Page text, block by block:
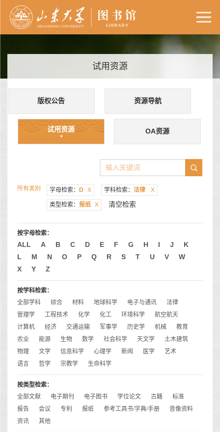
试用资源
版权公告 资源导航
试用资源 OA资源
所有类别 字母检索： D X 学科检索： 法律 X
类型检索： 报纸 X 清空检索
按字母检索：
ALL A B C D E F G H I J
K
L
M N O P Q R S T U V
W
X
Y Z
按学科检索：
全部学科
综合 材料 地球科学 电子与通讯
法律
管理学
工程技术 化学 化工 环境科学
航空航天
计算机
经济 交通运输 军事学 历史学 机械
教育
农业
能源 生物 数学 社会科学 天文学
土木建筑
物理
文学 信息科学 心理学 新闻 医学
艺术
语言
哲学 宗教学 生命科学
按类型检索：
全部文献
电子期刊 电子图书 学位论文 古籍
标准
报告
会议 专利 报纸 参考工具书/字典/手册
音像资料
资讯
其他